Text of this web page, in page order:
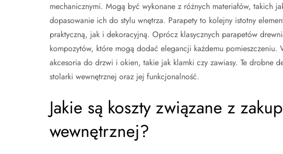
mechanicznymi. Mogą być wykonane z różnych materiałów, takich
dopasowanie ich do stylu wnętrza. Parapety to kolejny istotny
praktyczną, jak i dekoracyjną. Oprócz klasycznych parapetów
kompozytów, które mogą dodać elegancji każdemu
akcesoria do drzwi i okien, takie jak klamki czy zawiasy. Te drobne
stolarki wewnętrznej oraz jej funkcjonalność.
Jakie są koszty związane z
wewnętrznej?